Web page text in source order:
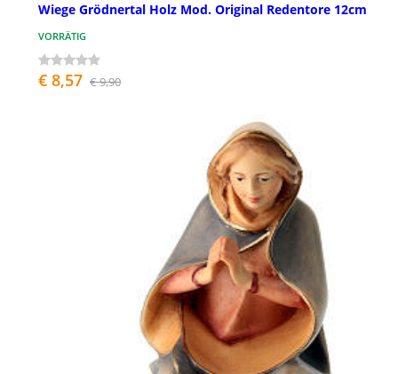
Wiege Grödnertal Holz Mod. Original Redentore 12cm
VORRÄTIG
€ 8,57 € 9,90